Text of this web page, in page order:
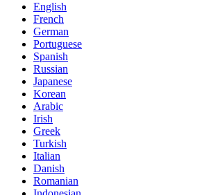
English
French
German
Portuguese
Spanish
Russian
Japanese
Korean
Arabic
Irish
Greek
Turkish
Italian
Danish
Romanian